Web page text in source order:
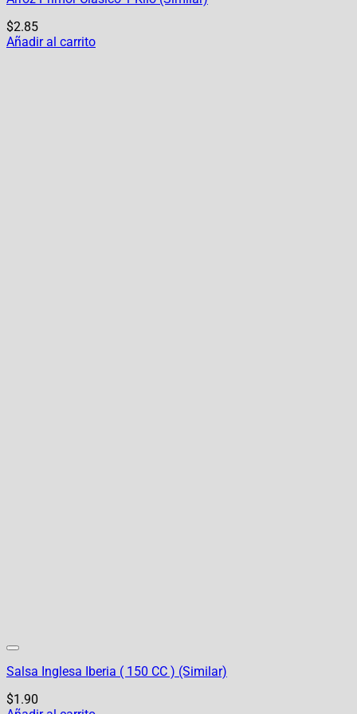
$2.85
Añadir al carrito
Salsa Inglesa Iberia ( 150 CC ) (Similar)
$1.90